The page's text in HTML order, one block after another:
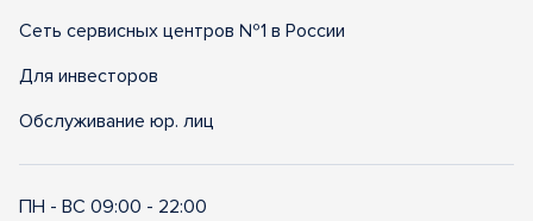
Сеть сервисных центров №1 в России
Для инвесторов
Обслуживание юр. лиц
ПН - ВС 09:00 - 22:00